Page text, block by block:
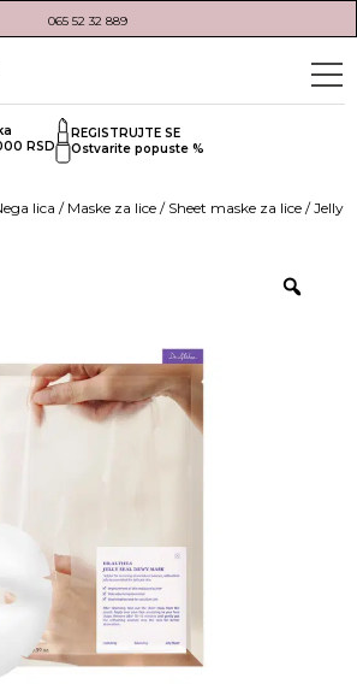
065 52 32 889
RSD
REGISTRUJTE SE
Ostvarite popuste %
lica / Maske za lice / Sheet maske za lice / Jelly